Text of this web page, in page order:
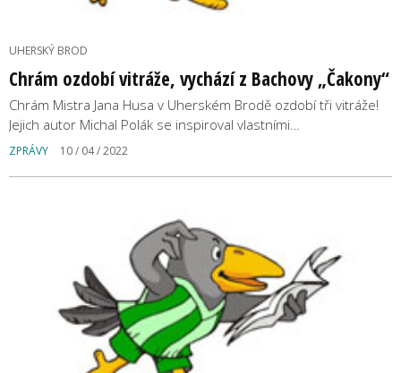
UHERSKÝ BROD
Chrám ozdobí vitráže, vychází z Bachovy „Čakony“
Chrám Mistra Jana Husa v Uherském Brodě ozdobí tři vitráže!
Jejich autor Michal Polák se inspiroval vlastními…
ZPRÁVY 10 / 04 / 2022